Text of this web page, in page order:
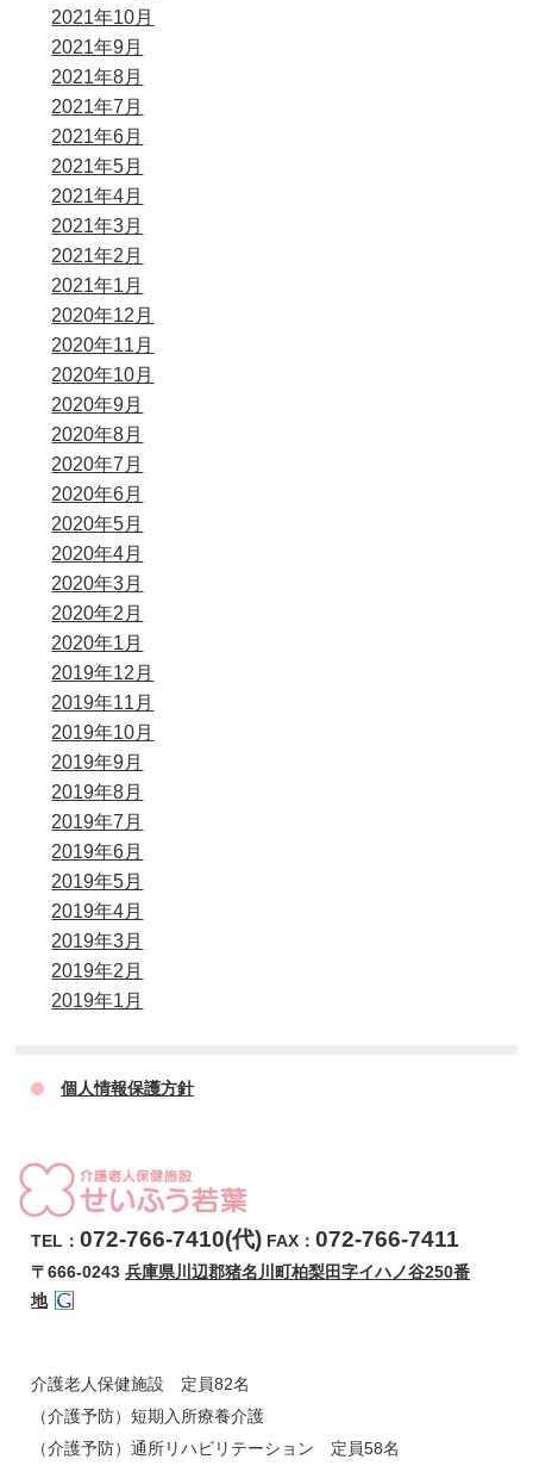
2021年10月
2021年9月
2021年8月
2021年7月
2021年6月
2021年5月
2021年4月
2021年3月
2021年2月
2021年1月
2020年12月
2020年11月
2020年10月
2020年9月
2020年8月
2020年7月
2020年6月
2020年5月
2020年4月
2020年3月
2020年2月
2020年1月
2019年12月
2019年11月
2019年10月
2019年9月
2019年8月
2019年7月
2019年6月
2019年5月
2019年4月
2019年3月
2019年2月
2019年1月
個人情報保護方針
TEL：072-766-7410(代) FAX：072-766-7411
〒666-0243兵庫県川辺郡猪名川町柏梨田字イハノ谷250番
地
介護老人保健施設 定員82名
（介護予防）短期入所療養介護
（介護予防）通所リハビリテーション 定員58名